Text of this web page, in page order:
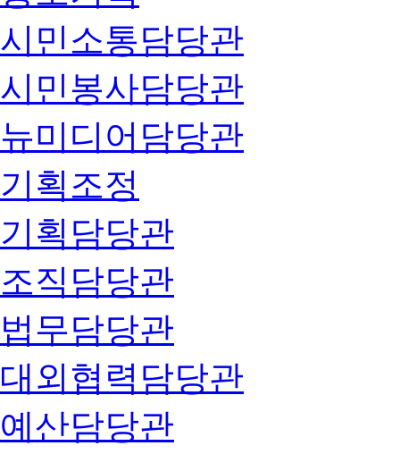
시민소통담당관
시민봉사담당관
뉴미디어담당관
기획조정
기획담당관
조직담당관
법무담당관
대외협력담당관
예산담당관